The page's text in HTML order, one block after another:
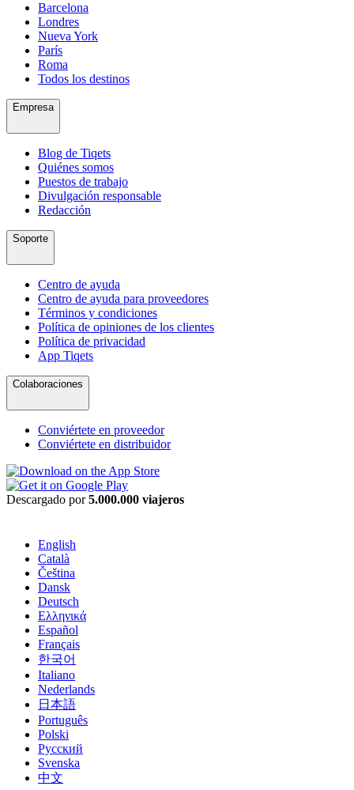
Barcelona
Londres
Nueva York
París
Roma
Todos los destinos
Empresa
Blog de Tiqets
Quiénes somos
Puestos de trabajo
Divulgación responsable
Redacción
Soporte
Centro de ayuda
Centro de ayuda para proveedores
Términos y condiciones
Política de opiniones de los clientes
Política de privacidad
App Tiqets
Colaboraciones
Conviértete en proveedor
Conviértete en distribuidor
Descargado por5.000.000 viajeros
English
Català
Čeština
Dansk
Deutsch
Ελληνικά
Español
Français
한국어
Italiano
Nederlands
日本語
Português
Polski
Русский
Svenska
中文